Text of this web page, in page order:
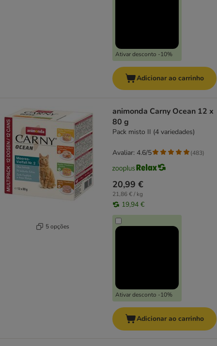
Ativar desconto -10%
Adicionar ao carrinho
5 opções
animonda Carny Ocean 12 x
80 g
Pack misto II (4 variedades)
20,99 €
21,86 € / kg
19,94 €
Ativar desconto -10%
Avaliar: 4.6/5 (483)
Adicionar ao carrinho